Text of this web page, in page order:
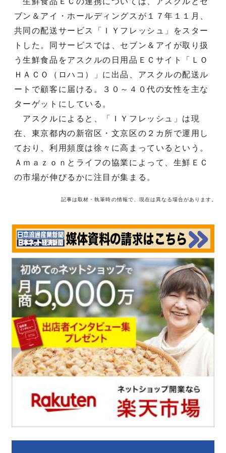
ブン＆アイ・ホールディングスが１７年１１月、
共同の配送サービス「ＩＹフレッシュ」をスター
トした。同サービスでは、セブン＆アイが取り扱
う生鮮食品をアスクルの日用品ＥＣサイト「ＬＯ
ＨＡＣＯ（ロハコ）」に出品、アスクルの配送ル
ートで顧客に届ける。３０～４０代の女性を主な
ターゲットにしている。
アスクルによると、「ＩＹフレッシュ」は現
在、東京都内の新宿区・文京区の２カ所で運用し
ており、利用頻度は徐々に高まっているという。
Ａｍａｚｏｎとライフの協業によって、生鮮ＥＣ
の市場が伸びるかに注目が集まる。
記事は取材・執筆時の情報で、現在は異なる場合があります。